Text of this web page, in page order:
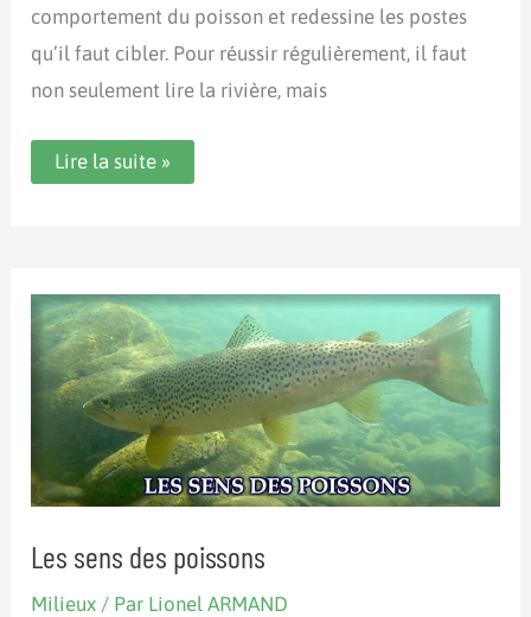
comportement du poisson et redessine les postes
qu’il faut cibler. Pour réussir régulièrement, il faut
non seulement lire la rivière, mais
Pêche
de
comment
adapter
sa
stratégie
pour
réussir
Lire la suite »
Les sens des poissons
Milieux / Par Lionel ARMAND